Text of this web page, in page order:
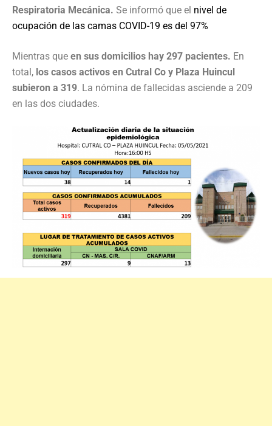
Respiratoria Mecánica. Se informó que el nivel de
ocupación de las camas COVID-19 es del 97%
Mientras que en sus domicilios hay 297 pacientes. En
total, los casos activos en Cutral Co y Plaza Huincul
subieron a 319. La nómina de fallecidas asciende a 209
en las dos ciudades.